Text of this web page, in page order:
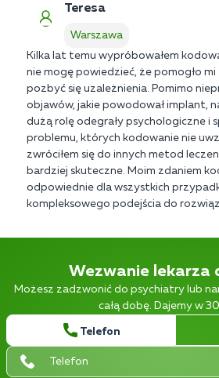
Teresa
Warszawa
Kilka lat temu wypróbowałem
nie mogę powiedzieć, że pomogło mi
pozbyć się uzależnienia. Pomimo
objawów, jakie powodował implant,
dużą rolę odegrały psychologiczne i
problemu, których kodowanie nie
zwróciłem się do innych metod
bardziej skuteczne. Moim zdaniem
odpowiednie dla wszystkich
kompleksowego podejścia do
Wezwanie lekarza
Możesz zadzwonić do psychiatry lub
całą dobę. Dajemy w
Telefon